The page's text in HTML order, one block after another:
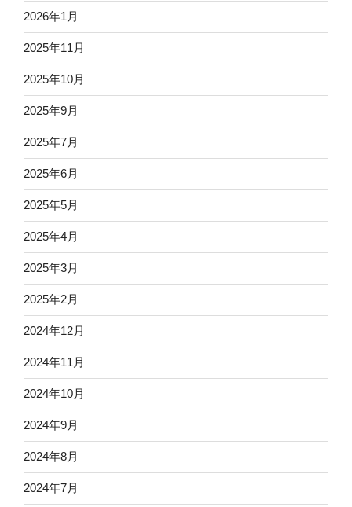
2026年1月
2025年11月
2025年10月
2025年9月
2025年7月
2025年6月
2025年5月
2025年4月
2025年3月
2025年2月
2024年12月
2024年11月
2024年10月
2024年9月
2024年8月
2024年7月